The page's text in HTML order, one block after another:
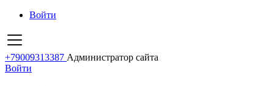
Войти
+79009313387 Администратор сайта
Войти